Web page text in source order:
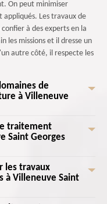
On peut minimiser
appliqués. Les travaux de
à des experts en la
les missions et il dresse un
autre côté, il respecte les
de
à Villeneuve
toits des maisons sont très
entretiens comme les
techniques d'application. Il
appropriées pour
Il est capable de
traitement
Saint Georges
état. En fait, il faut les
spécifiques sont alors à
des produits hydrofuges
les travaux
à Villeneuve Saint